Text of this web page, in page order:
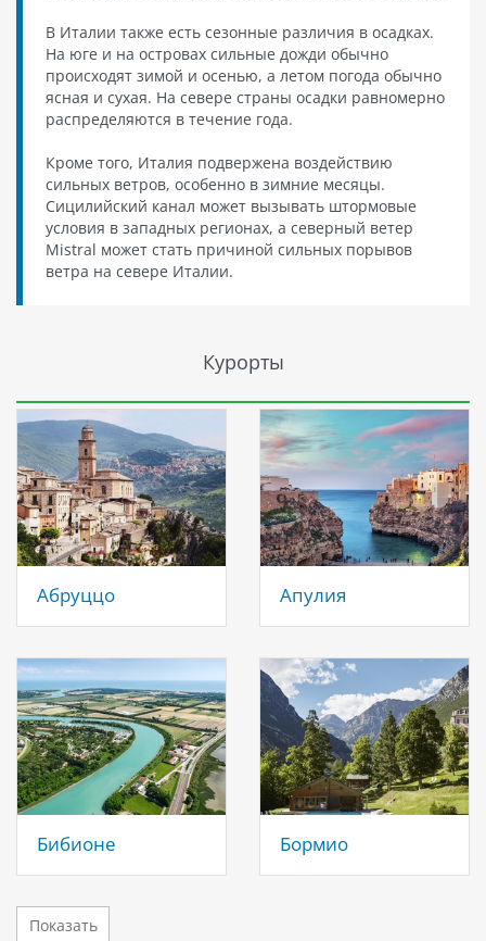
В Италии также есть сезонные различия в осадках.
На юге и на островах сильные дожди обычно
происходят зимой и осенью, а летом погода обычно
ясная и сухая. На севере страны осадки равномерно
распределяются в течение года.
Кроме того, Италия подвержена воздействию
сильных ветров, особенно в зимние месяцы.
Сицилийский канал может вызывать штормовые
условия в западных регионах, а северный ветер
Mistral может стать причиной сильных порывов
ветра на севере Италии.
Курорты
Абруццо Апулия
Бибионе Бормио